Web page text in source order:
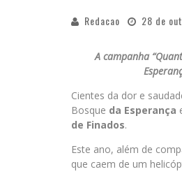
Redacao 28 de
A campanha
Cientes da dor e
Bosque da Esperança
de Finados.
Este ano, além de
que caem de um